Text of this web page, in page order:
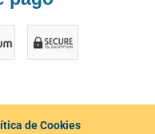
de Cookies